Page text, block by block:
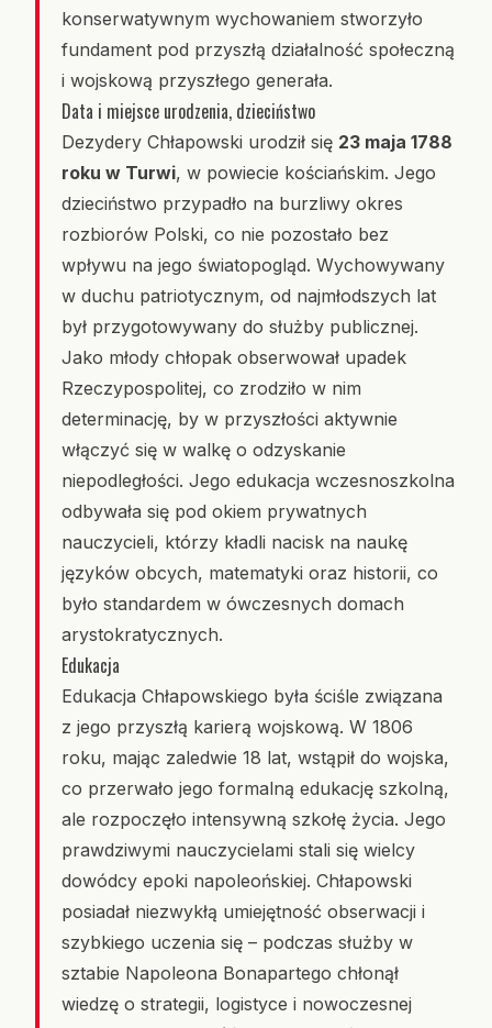
konserwatywnym wychowaniem stworzyło
fundament pod przyszłą działalność społeczną
i wojskową przyszłego generała.
Data i miejsce urodzenia, dzieciństwo
Dezydery Chłapowski urodził się 23 maja 1788
roku w Turwi, w powiecie kościańskim. Jego
dzieciństwo przypadło na burzliwy okres
rozbiorów Polski, co nie pozostało bez
wpływu na jego światopogląd. Wychowywany
w duchu patriotycznym, od najmłodszych lat
był przygotowywany do służby publicznej.
Jako młody chłopak obserwował upadek
Rzeczypospolitej, co zrodziło w nim
determinację, by w przyszłości aktywnie
włączyć się w walkę o odzyskanie
niepodległości. Jego edukacja wczesnoszkolna
odbywała się pod okiem prywatnych
nauczycieli, którzy kładli nacisk na naukę
języków obcych, matematyki oraz historii, co
było standardem w ówczesnych domach
arystokratycznych.
Edukacja
Edukacja Chłapowskiego była ściśle związana
z jego przyszłą karierą wojskową. W 1806
roku, mając zaledwie 18 lat, wstąpił do wojska,
co przerwało jego formalną edukację szkolną,
ale rozpoczęło intensywną szkołę życia. Jego
prawdziwymi nauczycielami stali się wielcy
dowódcy epoki napoleońskiej. Chłapowski
posiadał niezwykłą umiejętność obserwacji i
szybkiego uczenia się – podczas służby w
sztabie Napoleona Bonapartego chłonął
wiedzę o strategii, logistyce i nowoczesnej